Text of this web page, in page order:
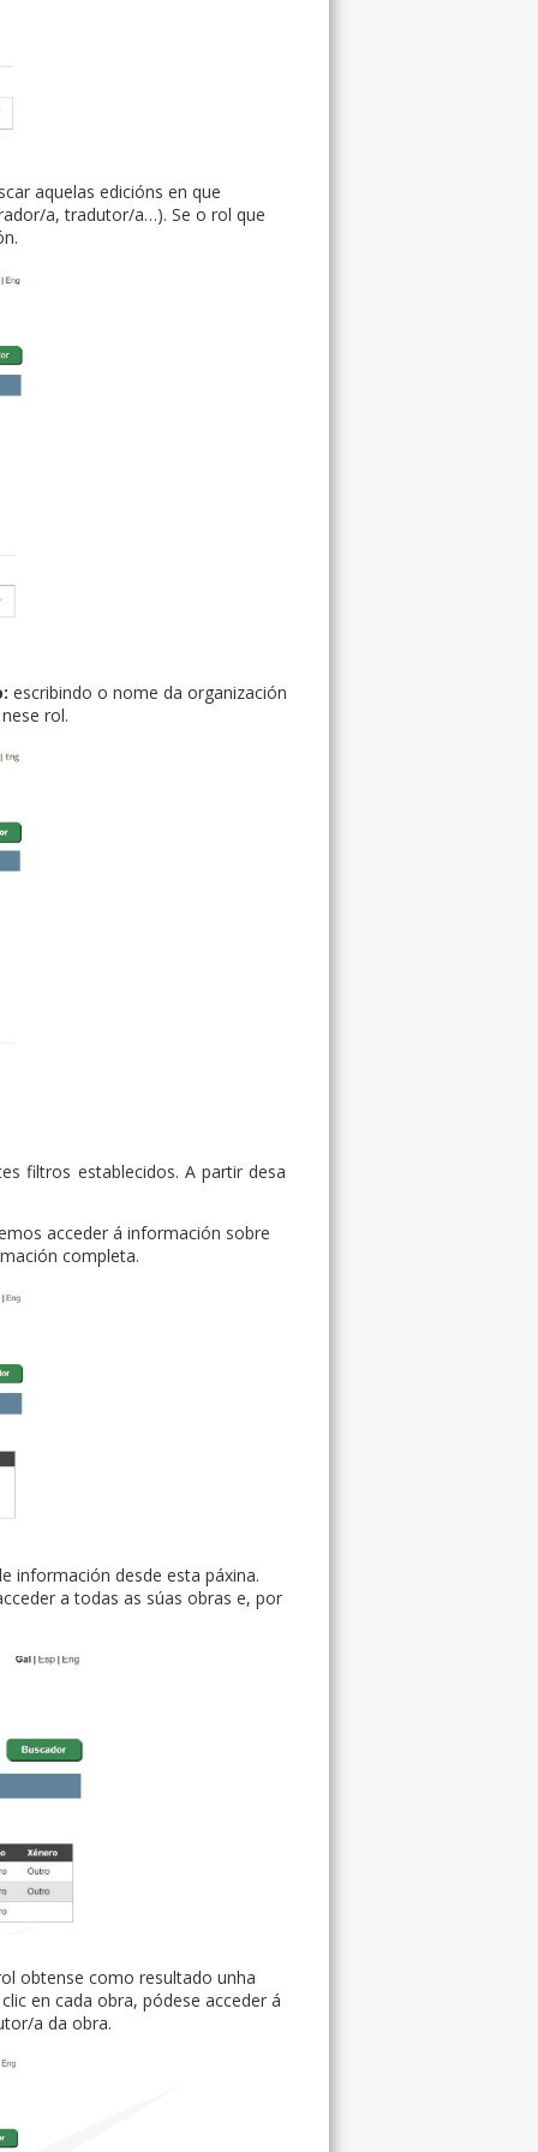
aquelas edicións en que
a, tradutor/a…). Se o rol que
escribindo o nome da organización
rol.
filtros establecidos. A partir desa
acceder á información sobre
completa.
información desde esta páxina.
a todas as súas obras e, por
obtense como resultado unha
en cada obra, pódese acceder á
a da obra.